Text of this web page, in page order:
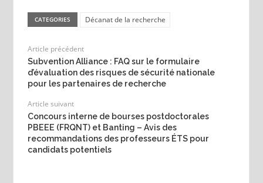
CATEGORIES Décanat de la recherche
Article précédent
Subvention Alliance : FAQ sur le formulaire
d’évaluation des risques de sécurité nationale
pour les partenaires de recherche
Article suivant
Concours interne de bourses postdoctorales
PBEEE (FRQNT) et Banting – Avis des
recommandations des professeurs ÉTS pour
candidats potentiels